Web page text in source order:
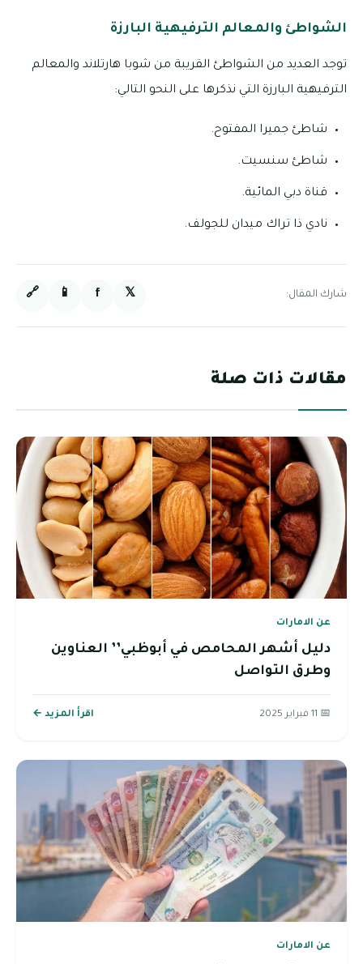
الشواطئ والمعالم الترفيهية البارزة
توجد العديد من الشواطئ القريبة من شوبا هارتلاند والمعالم
الترفيهية البارزة التي نذكرها على النحو التالي:
شاطئ جميرا المفتوح.
شاطئ سنسيت.
قناة دبي المائية.
نادي ذا تراك ميدان للجولف.
شارك المقال: 𝕏
f
📱
🔗
مقالات ذات صلة
عن الامارات
دليل أشهر المحامص في أبوظبي’’ العناوين
وطرق التواصل
📅 11 فبراير 2025 اقرأ المزيد ←
عن الامارات